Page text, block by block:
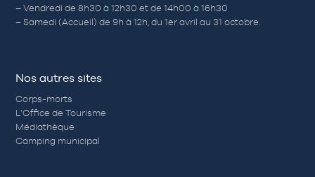
– Vendredi de 8h30 à 12h30 et de 14h00 à 16h30
– Samedi (Accueil) de 9h à 12h, du 1er avril au 31 octobre.
Nos autres sites
Corps-morts
L’Office de Tourisme
Médiathèque
Camping municipal